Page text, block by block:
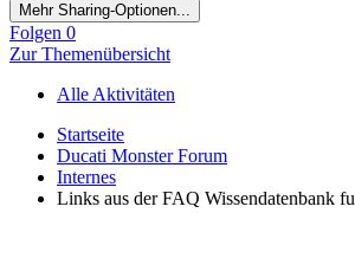
Mehr Sharing-Optionen...
Folgen 0
Zur Themenübersicht
Alle Aktivitäten
Startseite
Ducati Monster Forum
Internes
Links aus der FAQ Wissendatenbank